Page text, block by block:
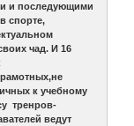
и последующими
спорте,
чад. И 16
к учебному
тренров-
ведут